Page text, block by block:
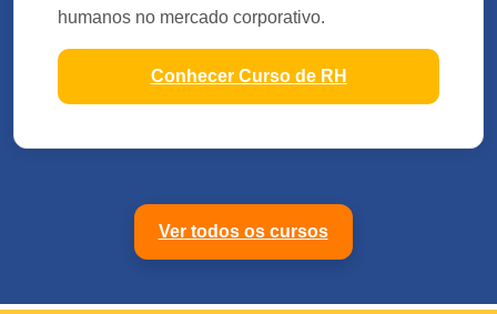
humanos no mercado corporativo.
Conhecer Curso de RH
Ver todos os cursos